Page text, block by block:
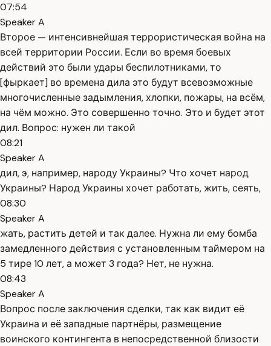
07:54
Speaker A
Второе — интенсивнейшая террористическая война на
всей территории России. Если во время боевых
действий это были удары беспилотниками, то
[фыркает] во времена дила это будут всевозможные
многочисленные задымления, хлопки, пожары, на всём,
на чём можно. Это совершенно точно. Это и будет этот
дил. Вопрос: нужен ли такой
08:21
Speaker A
дил, э, например, народу Украины? Что хочет народ
Украины? Народ Украины хочет работать, жить, сеять,
08:30
Speaker A
жать, растить детей и так далее. Нужна ли ему бомба
замедленного действия с установленным таймером на
5 тире 10 лет, а может 3 года? Нет, не нужна.
08:43
Speaker A
Вопрос после заключения сделки, так как видит её
Украина и её западные партнёры, размещение
воинского контингента в непосредственной близости